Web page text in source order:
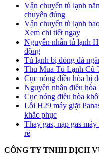
Vận chuyển tủ lạnh
chuyển đúng
Vận chuyển tủ lạnh
Xem chi tiết ngay
Nguyên nhân tủ lạnh
động
Tủ lạnh bị đóng đá
Thu Mua Tủ Lạnh
Cục nóng điều hòa bị
Nguyên nhân điều
Cục nóng điều hòa
Lỗi H29 máy giặt
khắc phục
Thay gas, nạp gas
rẻ
CÔNG TY TNHH DỊCH